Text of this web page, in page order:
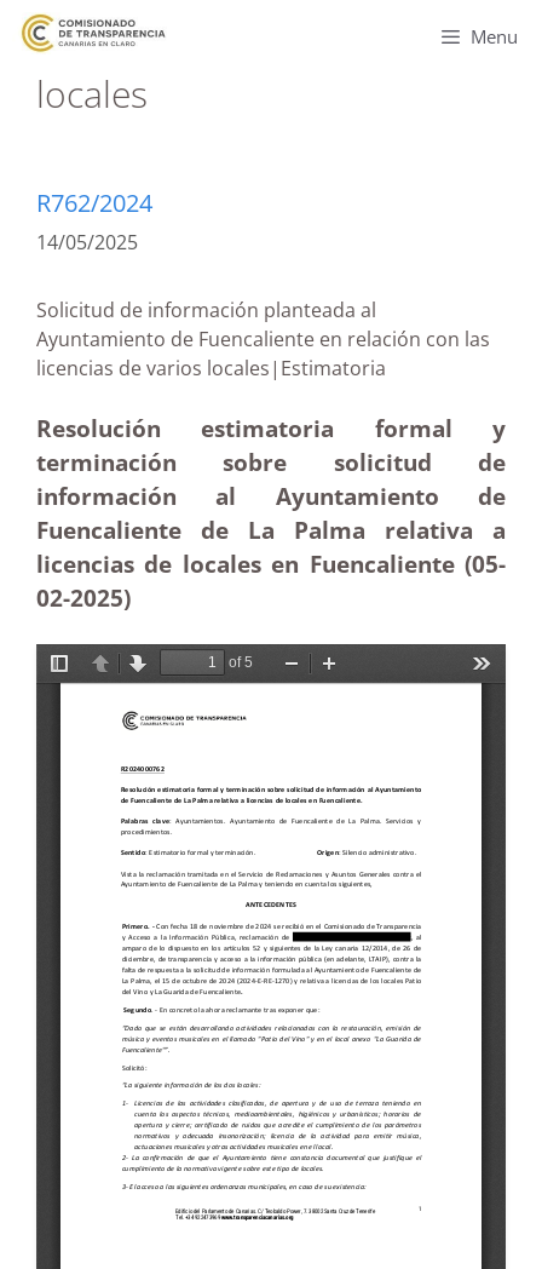
Menu
locales
R762/2024
14/05/2025
Solicitud de información planteada al
Ayuntamiento de Fuencaliente en relación con las
licencias de varios locales|Estimatoria
Resolución estimatoria formal y
terminación sobre solicitud de
información al Ayuntamiento de
Fuencaliente de La Palma relativa a
licencias de locales en Fuencaliente (05-
02-2025)